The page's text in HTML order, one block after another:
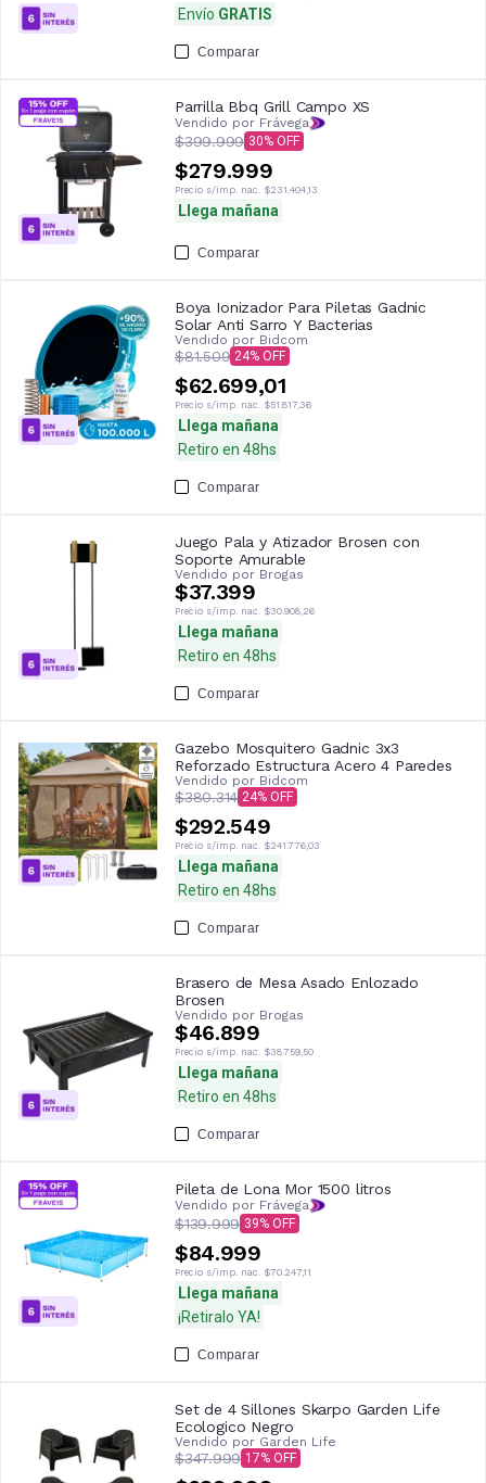
Envío GRATIS
Comparar
Parrilla Bbq Grill Campo XS
Vendido por Frávega
$399.999 30
$279.999
Precio s/imp. nac. $231.404,13
Llega mañana
Comparar
Boya Ionizador Para Piletas Gadnic
Solar Anti Sarro Y Bacterias
Vendido por Bidcom
$81.509 24
$62.699,01
Precio s/imp. nac. $51.817,36
Llega mañana
Retiro en 48hs
Comparar
Juego Pala y Atizador Brosen con
Soporte Amurable
Vendido por Brogas
$37.399
Precio s/imp. nac. $30.908,26
Llega mañana
Retiro en 48hs
Comparar
Gazebo Mosquitero Gadnic 3x3
Reforzado Estructura Acero 4 Paredes
Vendido por Bidcom
$380.314 24
$292.549
Precio s/imp. nac. $241.776,03
Llega mañana
Retiro en 48hs
Comparar
Brasero de Mesa Asado Enlozado
Brosen
Vendido por Brogas
$46.899
Precio s/imp. nac. $38.759,50
Llega mañana
Retiro en 48hs
Comparar
Pileta de Lona Mor 1500 litros
Vendido por Frávega
$139.999 39
$84.999
Precio s/imp. nac. $70.247,11
Llega mañana
¡Retiralo YA!
Comparar
Set de 4 Sillones Skarpo Garden Life
Ecologico Negro
Vendido por Garden Life
$347.999 17